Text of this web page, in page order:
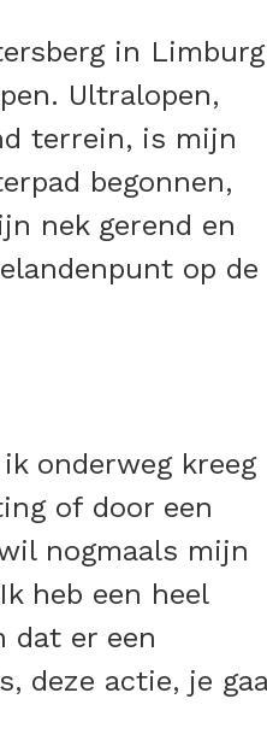
in Limburg
Ultralopen,
terrein, is mijn
begonnen,
nek gerend en
op de
onderweg kreeg
of door een
nogmaals mijn
heb een heel
dat er een
deze actie, je